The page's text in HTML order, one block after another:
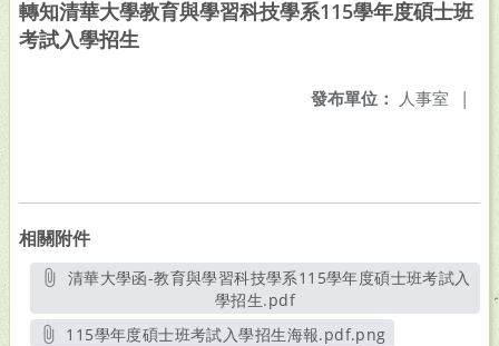
轉知清華大學教育與學習科技學系115學年度碩士班
考試入學招生
發布單位： 人事室 |
相關附件
學招生.pdf另開新視窗
115學年度碩士班考試入學招生海報.pdf.png